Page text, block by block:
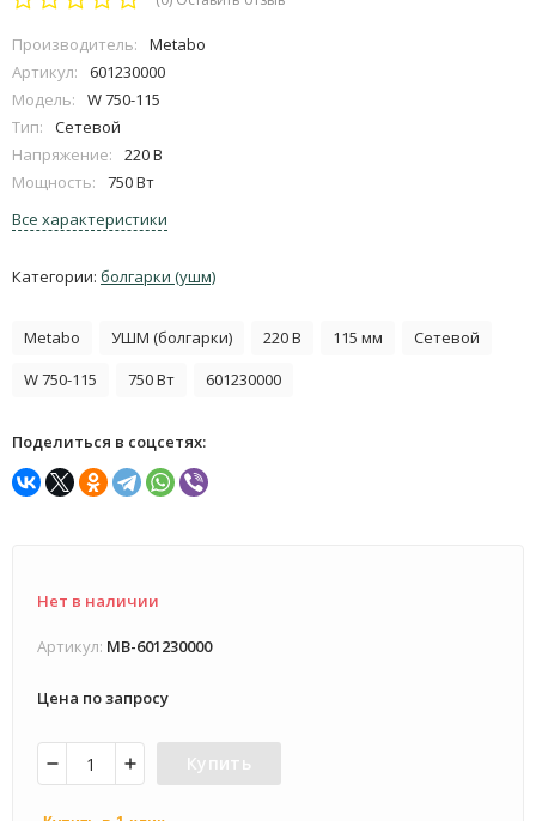
Производитель:
Metabo
Артикул:
601230000
Модель:
W 750-115
Тип:
Сетевой
Напряжение:
220 В
Мощность:
750 Вт
Все характеристики
Категории: болгарки (ушм)
Metabo УШМ (болгарки) 220 В 115 мм
Сетевой
W 750-115
750 Вт 601230000
Поделиться в соцсетях:
Нет в наличии
Артикул: MB-601230000
Цена по запросу
Купить